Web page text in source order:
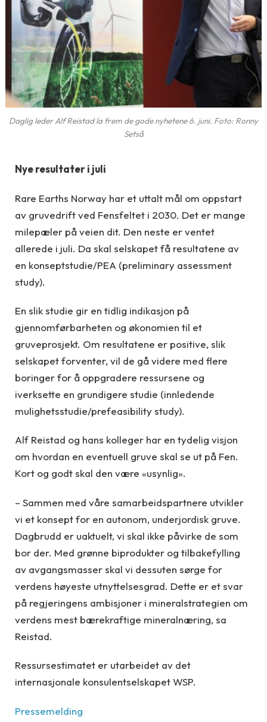
Daglig leder Alf Reistad la frem de gode nyhetene 6. juni. Foto: Ronny
Setså
Nye resultater i juli
Rare Earths Norway har et uttalt mål om oppstart
av gruvedrift ved Fensfeltet i 2030. Det er mange
milepæler på veien dit. Den neste er ventet
allerede i juli. Da skal selskapet få resultatene av
en konseptstudie/PEA (preliminary assessment
study).
En slik studie gir en tidlig indikasjon på
gjennomførbarheten og økonomien til et
gruveprosjekt. Om resultatene er positive, slik
selskapet forventer, vil de gå videre med flere
boringer for å oppgradere ressursene og
iverksette en grundigere studie (innledende
mulighetsstudie/prefeasibility study).
Alf Reistad og hans kolleger har en tydelig visjon
om hvordan en eventuell gruve skal se ut på Fen.
Kort og godt skal den være «usynlig».
– Sammen med våre samarbeidspartnere utvikler
vi et konsept for en autonom, underjordisk gruve.
Dagbrudd er uaktuelt, vi skal ikke påvirke de som
bor der. Med grønne biprodukter og tilbakefylling
av avgangsmasser skal vi dessuten sørge for
verdens høyeste utnyttelsesgrad. Dette er et svar
på regjeringens ambisjoner i mineralstrategien om
verdens mest bærekraftige mineralnæring, sa
Reistad.
Ressursestimatet er utarbeidet av det
internasjonale konsulentselskapet WSP.
Pressemelding